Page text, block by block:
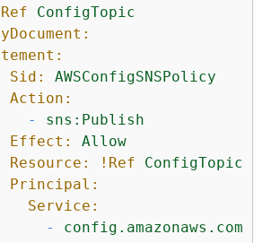
ConfigTopic
Sid:
AWSConfigSNSPolicy
Action:
-
sns:Publish
Effect:
Allow
Resource:
!Ref
ConfigTopic
Principal:
Service:
-
config.amazonaws.com